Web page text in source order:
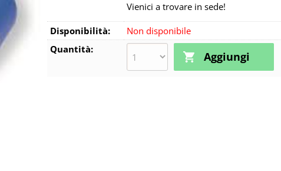
Vienici a trovare in sede!
Disponibilità:
Non disponibile
Quantità: